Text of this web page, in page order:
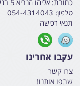
כתובת: אליהו הנביא 5 בני ברק - ישראל
טלפון: 054-4314043
תנאי רכישה
עקבו אחרינו
צרו קשר
שתפו אותנו!